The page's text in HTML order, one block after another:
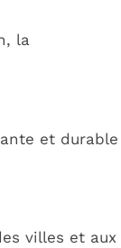
la
et
villes et